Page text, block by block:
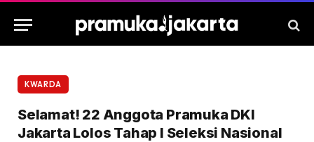
KWARDA
Selamat! 22 Anggota Pramuka DKI
Jakarta Lolos Tahap I Seleksi Nasional